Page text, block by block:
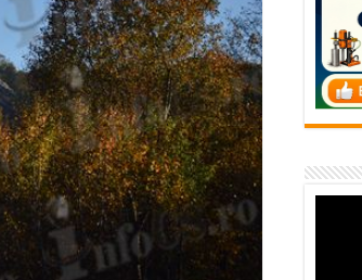
– 04.08.2026